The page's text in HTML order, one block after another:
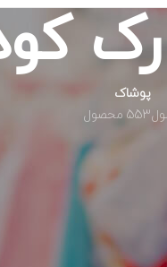
پوشاک
553 محصول